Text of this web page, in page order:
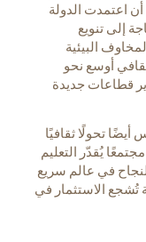
أن اعتمدت الدولة
إلى تنويع
البيئية
أوسع نحو
قطاعات جديدة
تحولًا ثقافيًا
يُقدّر التعليم
للنجاح في عالم سريع
تُشجع الاستثمار في